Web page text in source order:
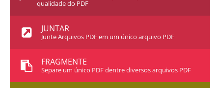
qualidade do PDF
JUNTAR
Junte Arquivos PDF em um único arquivo PDF
FRAGMENTE
Separe um único PDF dentre diversos arquivos PDF